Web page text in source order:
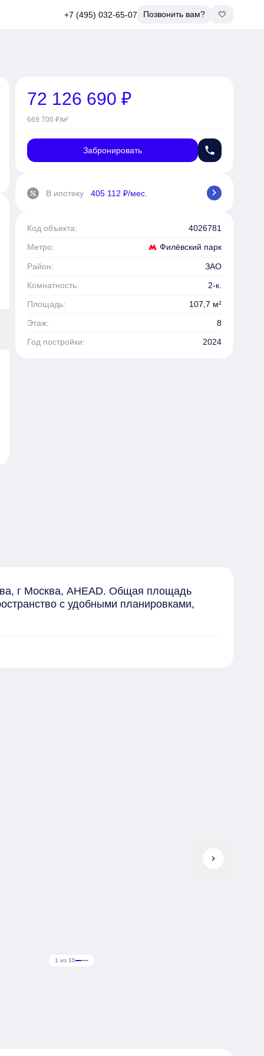
+7 (495) 032-65-07 Позвонить вам?
72 126 690 ₽
669 700 ₽/м²
Забронировать phone
percent В ипотеку 405 112 ₽/мес. chevron_right
Код объекта: 4026781
Метро: Филёвский парк
Район:
ЗАО
Комнатность:
2-к.
Площадь:
107,7 м²
Этаж:
8
Год постройки:
2024
г Москва, AHEAD. Общая площадь
с удобными планировками,
chevron_right
1 из 15